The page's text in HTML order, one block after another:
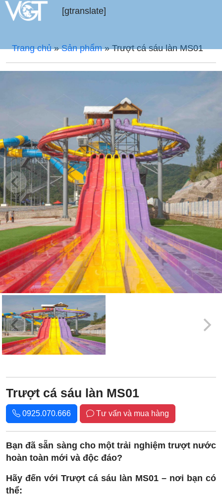
[gtranslate]
Trang chủ»Sản phẩm»Trượt cá sáu làn MS01
Trượt cá sáu làn MS01
0925.070.666 Tư vấn và mua hàng
Bạn đã sẵn sàng cho một trải nghiệm trượt nước
hoàn toàn mới và độc đáo?
Hãy đến với Trượt cá sáu làn MS01 – nơi bạn có
thể: